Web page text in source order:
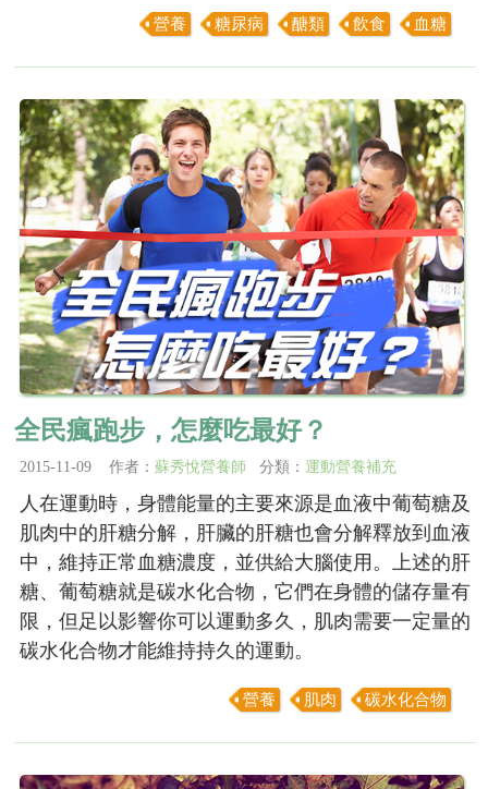
營養 糖尿病 醣類 飲食 血糖
全民瘋跑步，怎麼吃最好？
2015-11-09 作者： 蘇秀悅營養師 分類： 運動營養補充
人在運動時，身體能量的主要來源是血液中葡萄糖及
肌肉中的肝糖分解，肝臟的肝糖也會分解釋放到血液
中，維持正常血糖濃度，並供給大腦使用。上述的肝
糖、葡萄糖就是碳水化合物，它們在身體的儲存量有
限，但足以影響你可以運動多久，肌肉需要一定量的
碳水化合物才能維持持久的運動。
營養 肌肉 碳水化合物